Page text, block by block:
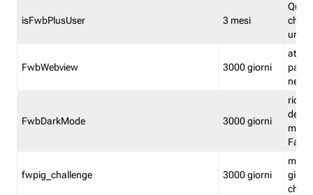
isFwbPlusUser 3 mesi
che
una
FwbWebview 3000 giorni
attiva
FwbDarkMode 3000 giorni
fwpig_challenge 3000 giorni